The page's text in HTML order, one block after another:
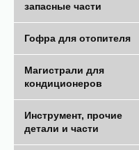
запасные части
Гофра для отопителя
Магистрали для
кондиционеров
Инструмент, прочие
детали и части